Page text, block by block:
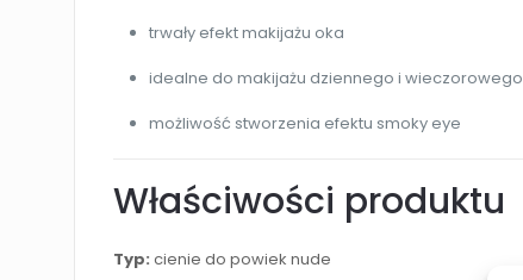
trwały efekt makijażu oka
idealne do makijażu dziennego i wieczorowego
możliwość stworzenia efektu smoky eye
Właściwości produktu
Typ: cienie do powiek nude